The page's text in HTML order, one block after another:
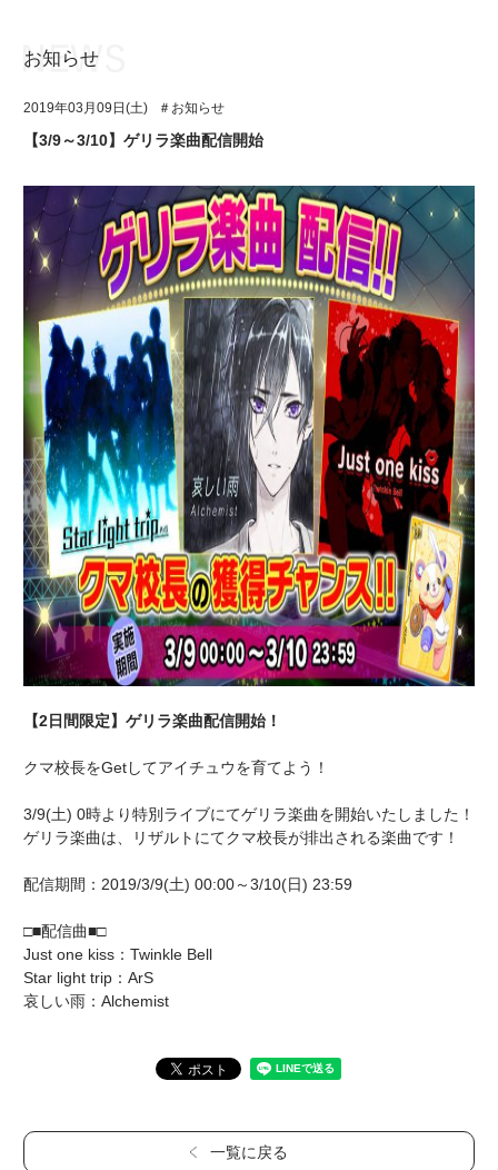
アプリゲーム
イベント・キャンペーン
ミュージック
グッズ・本
ギャラリー
ユニット&キャラクター
アプリゲーム
イベント・キャンペーン
ミュージック
グッズ・本
ギャラリー
お知らせ
2019年03月09日(土) ＃お知らせ
【3/9～3/10】ゲリラ楽曲配信開始
【2日間限定】ゲリラ楽曲配信開始！
クマ校長をGetしてアイチュウを育てよう！
3/9(土) 0時より特別ライブにてゲリラ楽曲を開始いたしました！
ゲリラ楽曲は、リザルトにてクマ校長が排出される楽曲です！
配信期間：2019/3/9(土) 00:00～3/10(日) 23:59
□■配信曲■□
Just one kiss：Twinkle Bell
Star light trip：ArS
哀しい雨：Alchemist
一覧に戻る